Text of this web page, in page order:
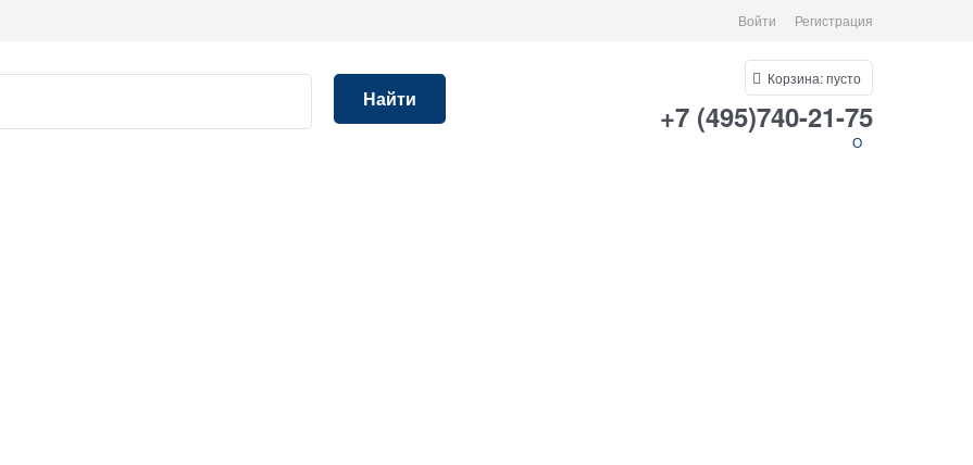
Войти Регистрация
Найти
Корзина:пусто
+7 (495)740-21-75
О